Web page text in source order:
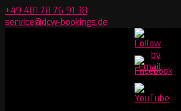
Skip
to
+49 481 78 76 91 38
service@dcw-bookings.de